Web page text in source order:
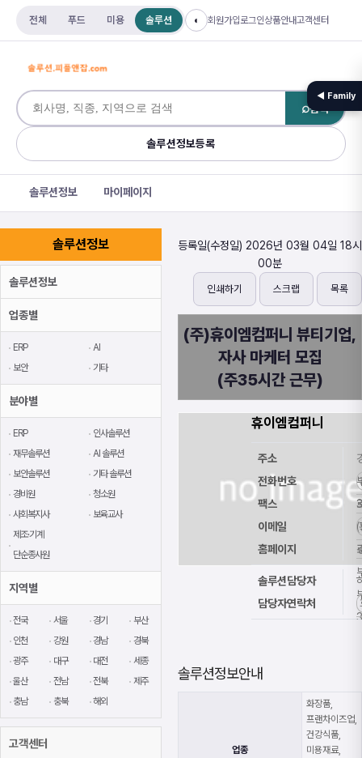
전체 푸드 미용 솔루션 ◐ 회원가입 로그인상품안내고객센터
⌕검색
솔루션정보등록
솔루션정보 마이페이지
솔루션정보
솔루션정보
업종별
ERP
AI
보안
기타
분야별
ERP
인사솔루션
재무솔루션
AI 솔루션
보안솔루션
기타 솔루션
경비원
청소원
사회복지사
보육교사
제조·기계
단순종사원
지역별
전국 서울 경기
부산
인천
강원 경남
경북
광주
대구 대전
세종
울산
전남 전북
제주
충남
충북 해외
고객센터
등록일(수정일) 2026년 03월 04일 18시
00분
인쇄하기 스크랩 목록
(주)휴이엠컴퍼니 뷰티기업,
자사 마케터 모집
(주35시간 근무)
휴이엠컴퍼니
주소
(
전화번호
팩스
이메일
홈페이지
솔루션담당자
담당자연락처
솔루션정보안내
업종
화장품,
프랜차이즈업,
건강식품,
미용재료,
◀ Family